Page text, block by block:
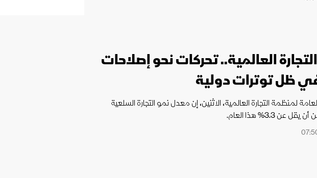
العالمية.. تحركات نحو إصلاحات
ظل توترات دولية
لمنظمة التجارة العالمية، الاثنين، إن معدل نمو التجارة السلعية
3.3% هذا العام.